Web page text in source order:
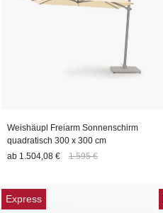
Weishäupl Freiarm Sonnenschirm
quadratisch 300 x 300 cm
ab 1.504,08 € 1.595 €
Express